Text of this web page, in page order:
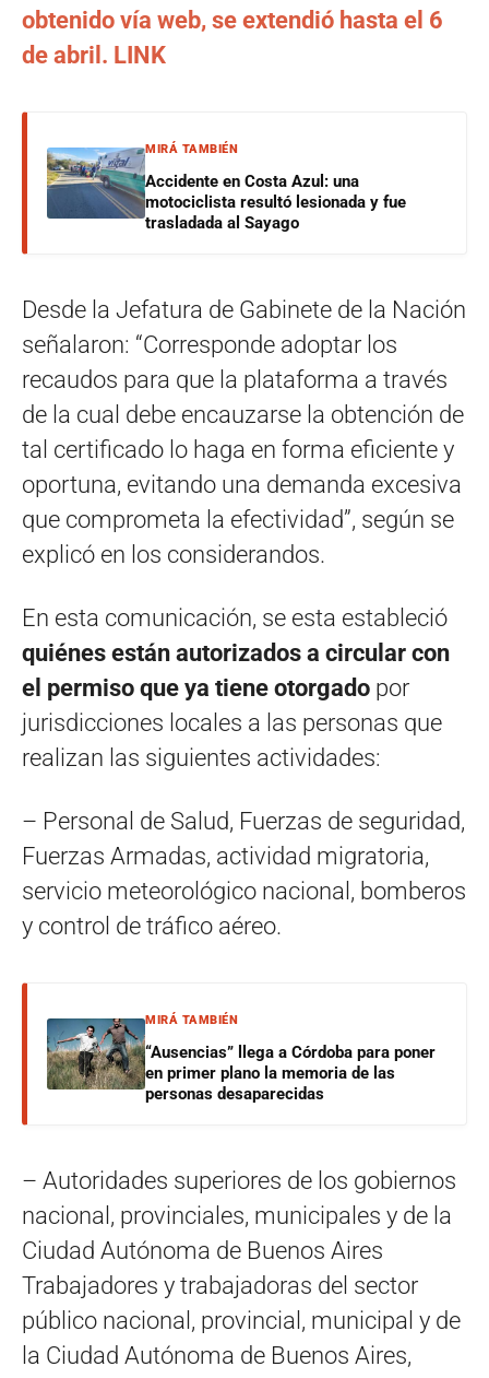
obtenido vía web, se extendió hasta el 6
de abril. LINK
MIRÁ TAMBIÉN
Accidente en Costa Azul: una
motociclista resultó lesionada y fue
trasladada al Sayago
Desde la Jefatura de Gabinete de la Nación
señalaron: “Corresponde adoptar los
recaudos para que la plataforma a través
de la cual debe encauzarse la obtención de
tal certificado lo haga en forma eficiente y
oportuna, evitando una demanda excesiva
que comprometa la efectividad”, según se
explicó en los considerandos.
En esta comunicación, se esta estableció
quiénes están autorizados a circular con
el permiso que ya tiene otorgado por
jurisdicciones locales a las personas que
realizan las siguientes actividades:
– Personal de Salud, Fuerzas de seguridad,
Fuerzas Armadas, actividad migratoria,
servicio meteorológico nacional, bomberos
y control de tráfico aéreo.
MIRÁ TAMBIÉN
“Ausencias” llega a Córdoba para poner
en primer plano la memoria de las
personas desaparecidas
– Autoridades superiores de los gobiernos
nacional, provinciales, municipales y de la
Ciudad Autónoma de Buenos Aires
Trabajadores y trabajadoras del sector
público nacional, provincial, municipal y de
la Ciudad Autónoma de Buenos Aires,